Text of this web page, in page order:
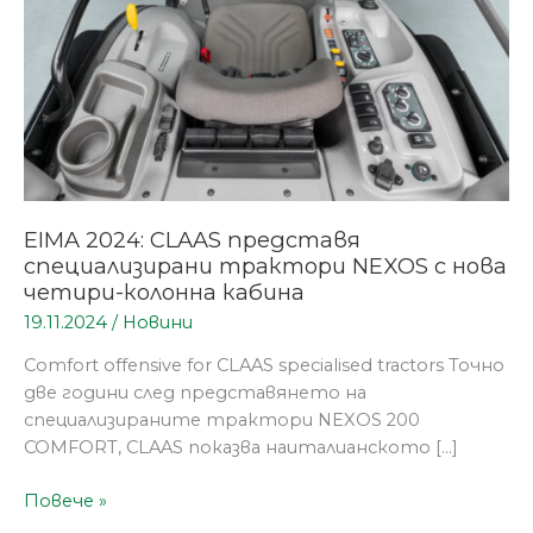
EIMA 2024: CLAAS представя
специализирани трактори NEXOS с нова
четири-колонна кабина
19.11.2024 / Новини
Comfort offensive for CLAAS specialised tractors Точно
две години след представянето на
специализираните трактори NEXOS 200
COMFORT, CLAAS показва наиталианското […]
нова
четири-
колонна
кабина
Повече »